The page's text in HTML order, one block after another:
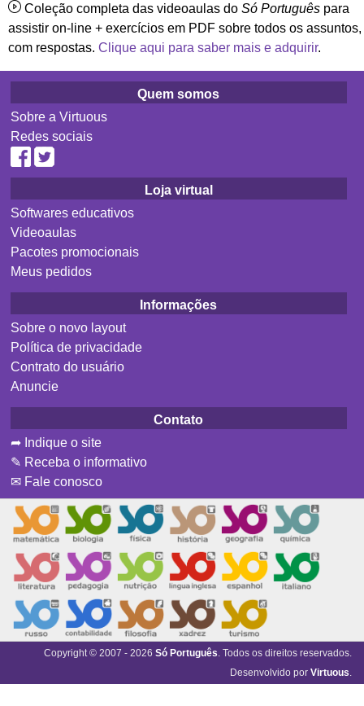
Coleção completa das videoaulas do Só Português para
assistir on-line + exercícios em PDF sobre todos os assuntos,
com respostas. Clique aqui para saber mais e adquirir.
Quem somos
Sobre a Virtuous
Redes sociais
Loja virtual
Softwares educativos
Videoaulas
Pacotes promocionais
Meus pedidos
Informações
Sobre o novo layout
Política de privacidade
Contrato do usuário
Anuncie
Contato
➦ Indique o site
✎ Receba o informativo
✉ Fale conosco
Copyright © 2007 - 2026 Só Português. Todos os direitos reservados.
Desenvolvido por Virtuous.